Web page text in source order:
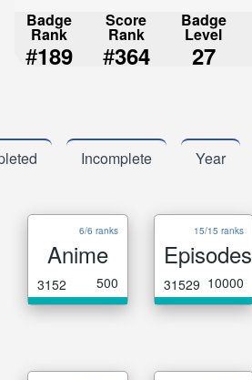
Badge
Rank
#189
Score
Rank
#364
Badge
Level
27
Incomplete Year
6/6 ranks
Anime
3152 500
15/15 ranks
Episodes
31529 10000